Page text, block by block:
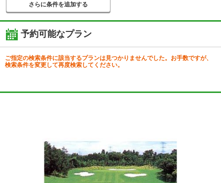
さらに条件を追加する
予約可能なプラン
ご指定の検索条件に該当するプランは見つかりませんでした。お手数ですが、
検索条件を変更して再度検索してください。